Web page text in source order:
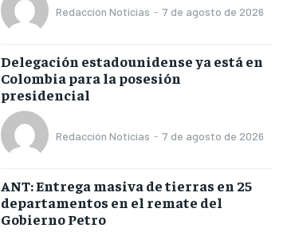
Redacción Noticias - 7 de agosto de 2026
Delegación estadounidense ya está en
Colombia para la posesión
presidencial
Redacción Noticias - 7 de agosto de 2026
ANT: Entrega masiva de tierras en 25
departamentos en el remate del
Gobierno Petro